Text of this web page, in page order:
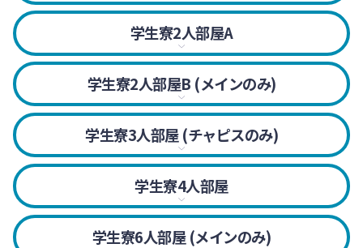
シャワー・トイレは共有部を使用。
リビングはBタイプの生徒と共有。
学生寮2人部屋A
一般的な2人部屋。シャワー・トイレは2人で利用。
学生寮2人部屋B (メインのみ)
ルームメイトとの間にクローゼットや机があり仕切られ
ているタイプ。シャワー・トイレは2人で利用。
学生寮3人部屋 (チャピスのみ)
ベッドは横並び、間にはキャビネットや仕切りがあり、
豊富な収納スペースがあります。シャワー・
トイレは3人で利用。
学生寮4人部屋
2段ベッドを1人1台使用。ベッドにはカーテンあり。
シャワー・トイレは4人で利用。
学生寮6人部屋 (メインのみ)